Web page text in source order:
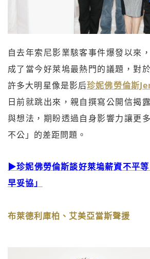
自去年索尼影業駭客事件爆發以來
成了當今好萊塢最熱門的議題，對
許多大明星像是影后珍妮佛勞倫斯
日前就跳出來，親自撰寫公開信揭
與想法，期盼透過自身影響力讓更
不公」的差距問題。
▶珍妮佛勞倫斯談好萊塢薪資不平
早妥協」
布萊德利庫柏、艾美亞當斯聲援